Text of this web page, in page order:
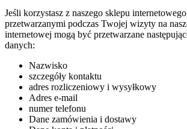
Jeśli korzystasz z naszego sklepu
przetwarzanymi podczas Twojej wizyty na
internetowej mogą być przetwarzane
danych:
Nazwisko
szczegóły kontaktu
adres rozliczeniowy i wysyłkowy
Adres e-mail
numer telefonu
Dane zamówienia i dostawy